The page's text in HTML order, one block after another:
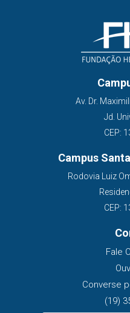
Av. Dr.
Jd.
CEP:
Campus
Rodovia Luiz
CEP:
Fale
Converse
(19)